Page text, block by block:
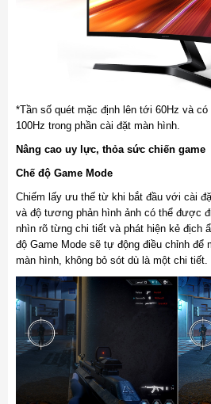
*Tần số quét mặc định lên tới 60Hz và
100Hz trong phần cài đặt màn hình.
Nâng cao uy lực, thỏa sức chiến game
Chế độ Game Mode
Chiếm lấy ưu thế từ khi bắt đầu với cài
và độ tương phản hình ảnh có thể được
nhìn rõ từng chi tiết và phát hiện kẻ địch
độ Game Mode sẽ tự động điều chỉnh để
màn hình, không bỏ sót dù là một chi tiết.